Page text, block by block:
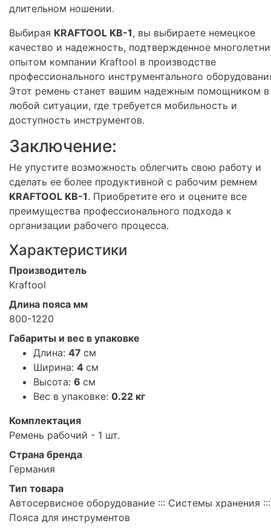
длительном ношении.
Выбирая KRAFTOOL KB-1, вы выбираете немецкое
качество и надежность, подтвержденное
опытом компании Kraftool в производстве
профессионального инструментального
Этот ремень станет вашим надежным помощником в
любой ситуации, где требуется мобильность и
доступность инструментов.
Заключение:
Не упустите возможность облегчить свою работу и
сделать ее более продуктивной с рабочим ремнем
KRAFTOOL KB-1. Приобретите его и оцените все
преимущества профессионального подхода к
организации рабочего процесса.
Характеристики
Производитель
Kraftool
Длина пояса мм
800-1220
Габариты и вес в упаковке
Длина: 47 см
Ширина: 4 см
Высота: 6 см
Вес в упаковке: 0.22 кг
Комплектация
Ремень рабочий - 1 шт.
Страна бренда
Германия
Тип товара
Автосервисное оборудование ::: Системы хранения :::
Пояса для инструментов